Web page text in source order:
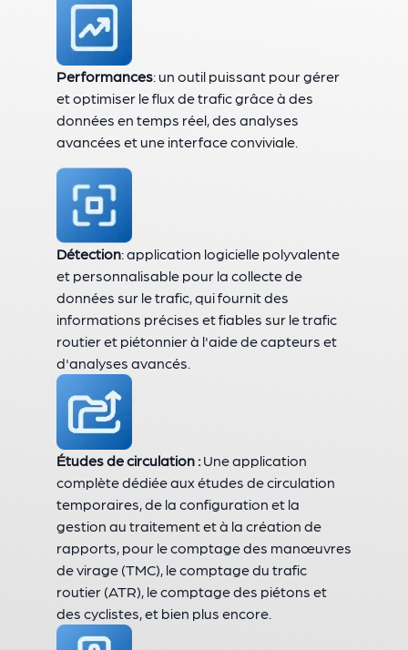
Performances: un outil puissant pour gérer
et optimiser le flux de trafic grâce à des
données en temps réel, des analyses
avancées et une interface conviviale.
Détection: application logicielle polyvalente
et personnalisable pour la collecte de
données sur le trafic, qui fournit des
informations précises et fiables sur le trafic
routier et piétonnier à l'aide de capteurs et
d'analyses avancés.
Études de circulation :Une application
complète dédiée aux études de circulation
temporaires, de la configuration et la
gestion au traitement et à la création de
rapports, pour le comptage des manœuvres
de virage (TMC), le comptage du trafic
routier (ATR), le comptage des piétons et
des cyclistes, et bien plus encore.